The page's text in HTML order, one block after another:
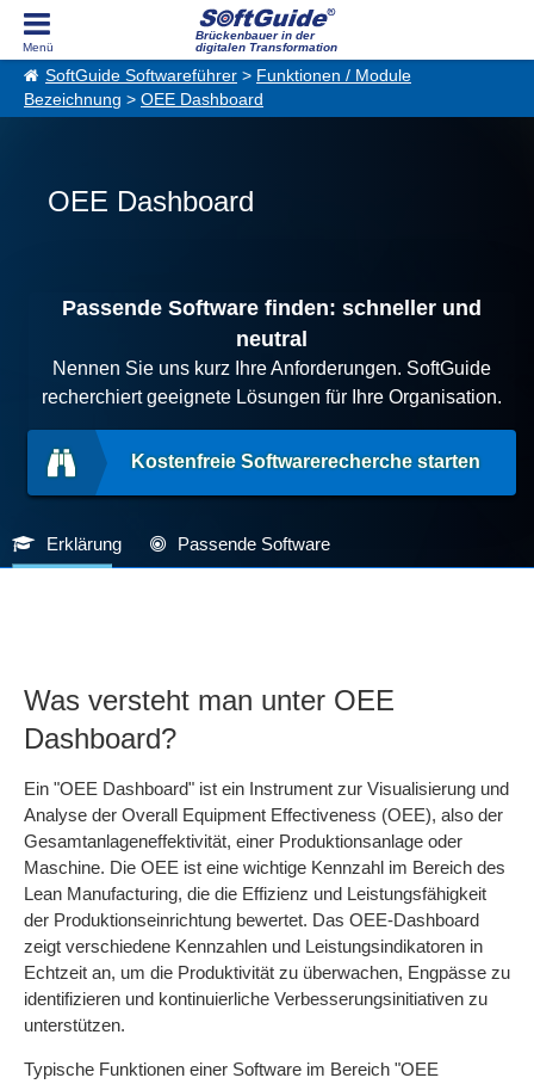
Brückenbauer in der
digitalen Transformation
SoftGuide Softwareführer > Funktionen / Module
Bezeichnung > OEE Dashboard
OEE Dashboard
Passende Software finden: schneller und
neutral
Nennen Sie uns kurz Ihre Anforderungen. SoftGuide
recherchiert geeignete Lösungen für Ihre Organisation.
Kostenfreie Softwarerecherche starten
Erklärung Passende Software
Was versteht man unter OEE
Dashboard?
Ein "OEE Dashboard" ist ein Instrument zur Visualisierung und
Analyse der Overall Equipment Effectiveness (OEE), also der
Gesamtanlageneffektivität, einer Produktionsanlage oder
Maschine. Die OEE ist eine wichtige Kennzahl im Bereich des
Lean Manufacturing, die die Effizienz und Leistungsfähigkeit
der Produktionseinrichtung bewertet. Das OEE-Dashboard
zeigt verschiedene Kennzahlen und Leistungsindikatoren in
Echtzeit an, um die Produktivität zu überwachen, Engpässe zu
identifizieren und kontinuierliche Verbesserungsinitiativen zu
unterstützen.
Typische Funktionen einer Software im Bereich "OEE